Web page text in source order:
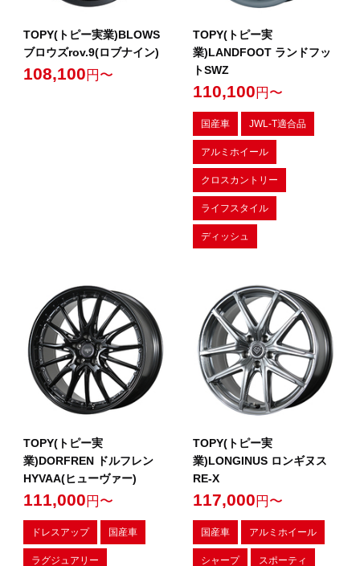
TOPY(トピー実業)BLOWS
ブロウズrov.9(ロブナイン)
108,100 円〜
TOPY(トピー実
業)LANDFOOT ランドフッ
トSWZ
110,100 円〜
国産車 JWL-T適合品
アルミホイール
クロスカントリー
ライフスタイル
ディッシュ
TOPY(トピー実
業)DORFREN ドルフレン
HYVAA(ヒューヴァー)
111,000 円〜
ドレスアップ 国産車
ラグジュアリー
TOPY(トピー実
業)LONGINUS ロンギヌス
RE-X
117,000 円〜
国産車 アルミホイール
シャープ スポーティ